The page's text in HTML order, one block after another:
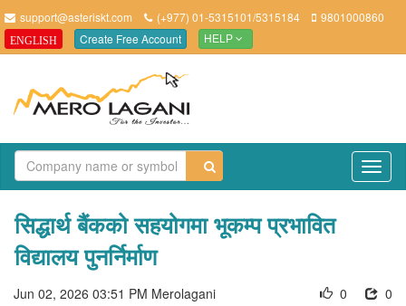
support@asteriskt.com (+977) 01-5315101/5315184 9801000860
ENGLISH Create Free Account HELP
सिद्धार्थ बैंकको सहयोगमा भूकम्प प्रभावित
विद्यालय पुनर्निर्माण
Jun 02, 2026 03:51 PM Merolagani 0
0